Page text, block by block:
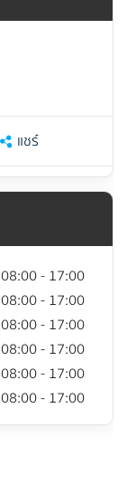
แชร์
08:00 - 17:00
08:00 - 17:00
08:00 - 17:00
08:00 - 17:00
08:00 - 17:00
08:00 - 17:00